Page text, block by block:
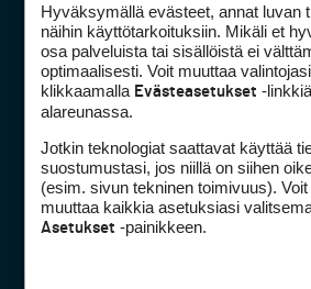
Golfpiste mediakortti
Golfpisteen
DSA
Asiakaspalvelu
Hyväksymällä evästeet, annat luvan
näihin käyttötarkoituksiin. Mikäli et
osa palveluista tai sisällöistä ei
optimaalisesti. Voit muuttaa
klikkaamalla Evästeasetukset -
alareunassa.
Jotkin teknologiat saattavat käyttää
suostumustasi, jos niillä on siihen
(esim. sivun tekninen toimivuus).
muuttaa kaikkia asetuksiasi
Asetukset -painikkeen.